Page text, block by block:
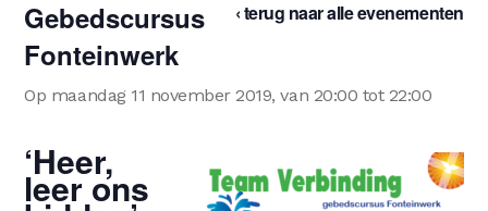
‹ terug naar alle evenementen
Gebedscursus
Fonteinwerk
Op maandag 11 november 2019, van 20:00 tot 22:00
‘Heer,
leer ons